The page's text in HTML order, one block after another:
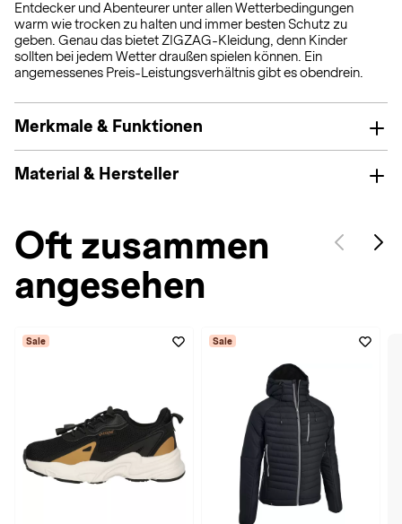
Entdecker und Abenteurer unter allen Wetterbedingungen
warm wie trocken zu halten und immer besten Schutz zu
geben. Genau das bietet ZIGZAG-Kleidung, denn Kinder
sollten bei jedem Wetter draußen spielen können. Ein
angemessenes Preis-Leistungsverhältnis gibt es obendrein.
Merkmale & Funktionen
Material & Hersteller
Oft zusammen
angesehen
Sale Sale